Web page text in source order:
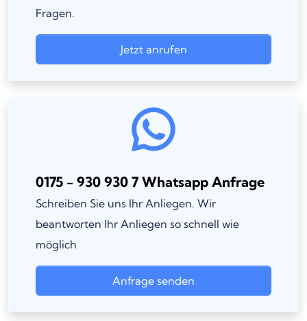
Fragen.
Jetzt anrufen
0175 - 930 930 7 Whatsapp Anfrage
Schreiben Sie uns Ihr Anliegen. Wir
beantworten Ihr Anliegen so schnell wie
möglich
Anfrage senden